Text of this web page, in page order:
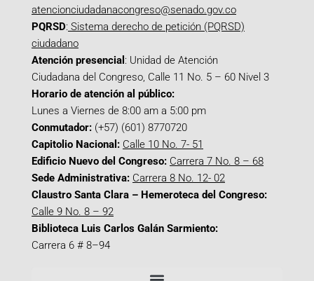
atencionciudadanacongreso@senado.gov.co
PQRSD: Sistema derecho de petición (PQRSD)
ciudadano
Atención presencial : Unidad de Atención
Ciudadana del Congreso, Calle 11 No. 5 – 60 Nivel 3
Horario de atención al público:
Lunes a Viernes de 8:00 am a 5:00 pm
Conmutador: (+57) (601) 8770720
Capitolio Nacional: Calle 10 No. 7- 51
Edificio Nuevo del Congreso: Carrera 7 No. 8 – 68
Sede Administrativa: Carrera 8 No. 12- 02
Claustro Santa Clara – Hemeroteca del Congreso:
Calle 9 No. 8 – 92
Biblioteca Luis Carlos Galán Sarmiento:
Carrera 6 # 8–94